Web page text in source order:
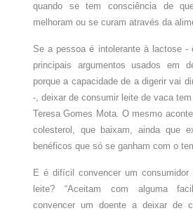
quando se tem consciência de
melhoram ou se curam através da
Se a pessoa é intolerante à lactose
principais argumentos usados em
porque a capacidade de a digerir vai
-, deixar de consumir leite de vaca
Teresa Gomes Mota. O mesmo
colesterol, que baixam, ainda que
benéficos que só se ganham com o
E é difícil convencer um
leite? “Aceitam com alguma
convencer um doente a deixar de